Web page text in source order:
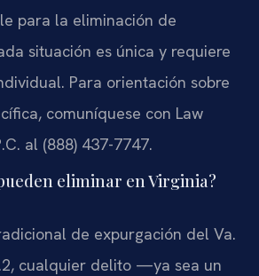
para la eliminación de
situación es única y requiere
Para orientación sobre
comuníquese con Law
al (888) 437-7747.
eliminar en Virginia?
de expurgación del Va.
cualquier delito —ya sea un